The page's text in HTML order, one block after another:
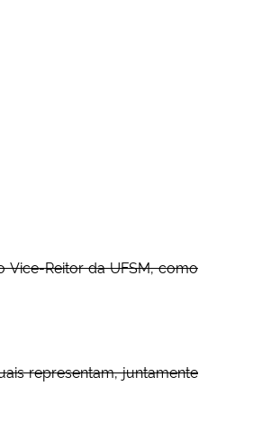
Vice-Reitor da UFSM, como
representam, juntamente